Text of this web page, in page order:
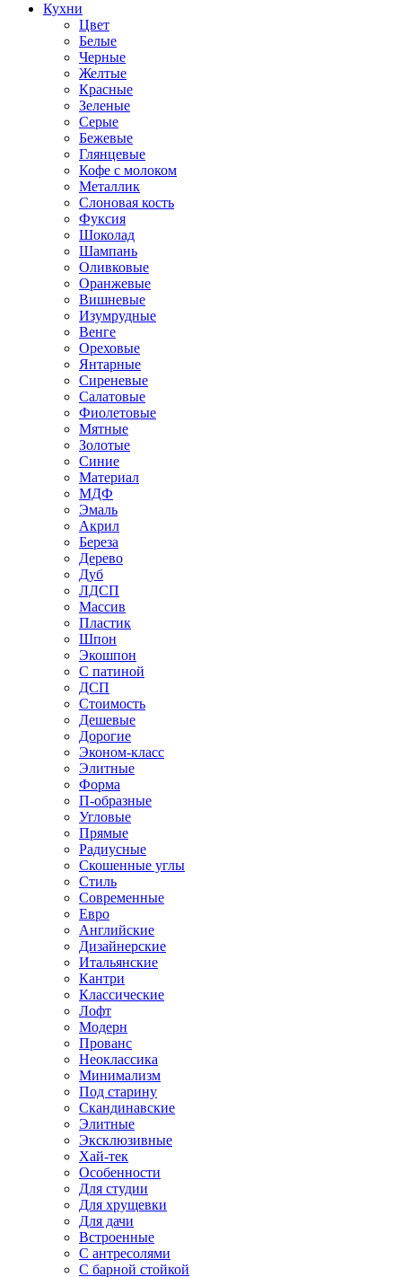
Кухни
Цвет
Белые
Черные
Желтые
Красные
Зеленые
Серые
Бежевые
Глянцевые
Кофе с молоком
Металлик
Слоновая кость
Фуксия
Шоколад
Шампань
Оливковые
Оранжевые
Вишневые
Изумрудные
Венге
Ореховые
Янтарные
Сиреневые
Салатовые
Фиолетовые
Мятные
Золотые
Синие
Материал
МДФ
Эмаль
Акрил
Береза
Дерево
Дуб
ЛДСП
Массив
Пластик
Шпон
Экошпон
С патиной
ДСП
Стоимость
Дешевые
Дорогие
Эконом-класс
Элитные
Форма
П-образные
Угловые
Прямые
Радиусные
Скошенные углы
Стиль
Современные
Евро
Английские
Дизайнерские
Итальянские
Кантри
Классические
Лофт
Модерн
Прованс
Неоклассика
Минимализм
Под старину
Скандинавские
Элитные
Эксклюзивные
Хай-тек
Особенности
Для студии
Для хрущевки
Для дачи
Встроенные
С антресолями
С барной стойкой